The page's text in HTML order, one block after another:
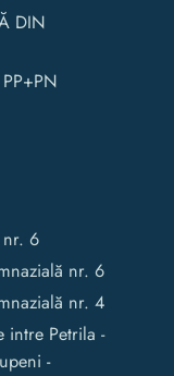
DIN
6
nr. 6
nr. 4
intre Petrila -
-